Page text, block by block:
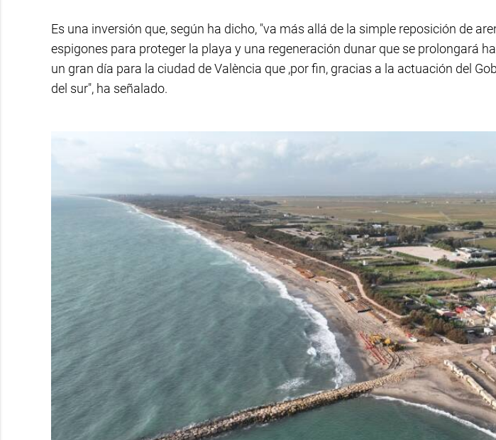
Es una inversión que, según ha dicho, "va más allá de la simple reposición de
espigones para proteger la playa y una regeneración dunar que se prolongará
un gran día para la ciudad de València que ,por fin, gracias a la actuación del
del sur", ha señalado.